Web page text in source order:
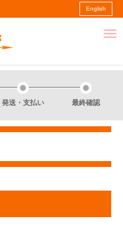
English
発送・支払い 最終確認